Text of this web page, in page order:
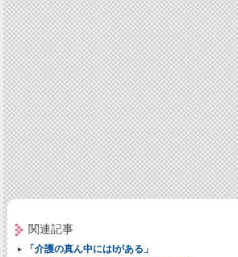
関連記事
「介護の真ん中にはIがある」